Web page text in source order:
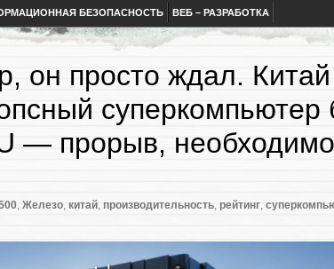
БЕЗОПАСНОСТЬ ВЕБ – РАЗРАБОТКА
он просто ждал. Китай
суперкомпьютер
— прорыв,
, Железо, китай, производительность, рейтинг,